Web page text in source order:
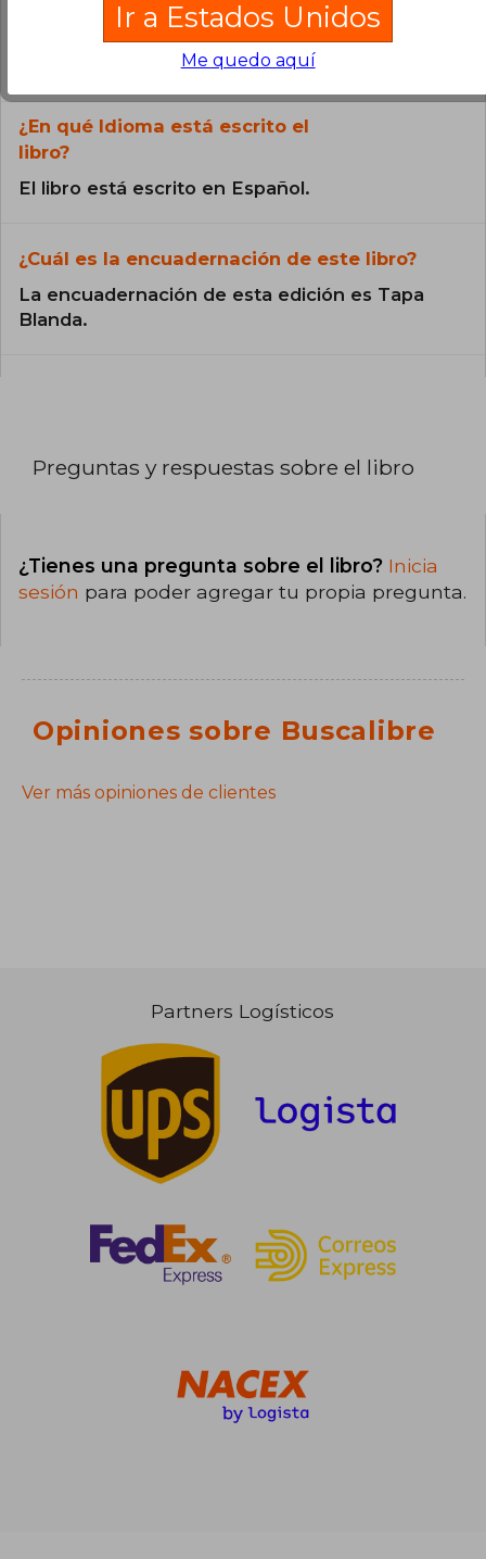
¿El libro es original?
Todos los libros de nuestro
catálogo son Originales.
¿En qué Idioma está escrito el
libro?
El libro está escrito en Español.
¿Cuál es la encuadernación de este libro?
La encuadernación de esta edición es Tapa
Blanda.
Preguntas y respuestas sobre el libro
¿Tienes una pregunta sobre el libro? Inicia
sesión para poder agregar tu propia pregunta.
Opiniones sobre Buscalibre
Ver más opiniones de clientes
Partners Logísticos
Ir a Estados Unidos
Me quedo aquí